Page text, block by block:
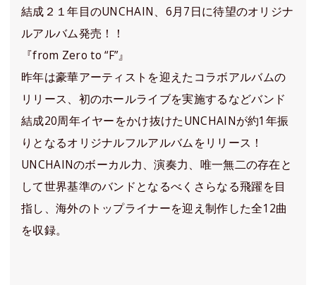
結成２１年目のUNCHAIN、6月7日に待望のオリジナ
ルアルバム発売！！
『from Zero to “F”』
昨年は豪華アーティストを迎えたコラボアルバムの
リリース、初のホールライブを実施するなどバンド
結成20周年イヤーをかけ抜けたUNCHAINが約1年振
りとなるオリジナルフルアルバムをリリース！
UNCHAINのボーカル力、演奏力、唯一無二の存在と
して世界基準のバンドとなるべくさらなる飛躍を目
指し、海外のトップライナーを迎え制作した全12曲
を収録。